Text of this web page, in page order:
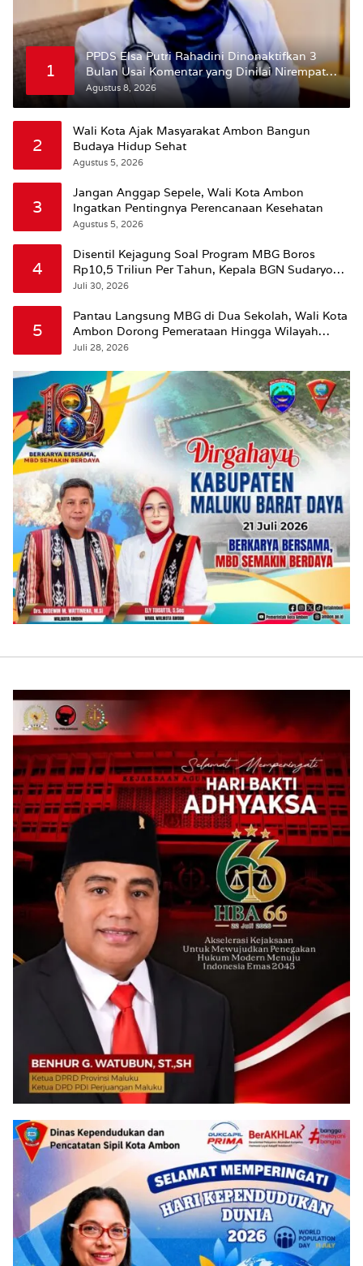
1
PPDS Elsa Putri Rahadini Dinonaktifkan 3
Bulan Usai Komentar yang Dinilai Nirempati
ke Pasien BPJS
Agustus 8, 2026
2
Wali Kota Ajak Masyarakat Ambon Bangun
Budaya Hidup Sehat
Agustus 5, 2026
3
Jangan Anggap Sepele, Wali Kota Ambon
Ingatkan Pentingnya Perencanaan Kesehatan
Agustus 5, 2026
4
Disentil Kejagung Soal Program MBG Boros
Rp10,5 Triliun Per Tahun, Kepala BGN Sudaryono
Beri Penjelasan
Juli 30, 2026
5
Pantau Langsung MBG di Dua Sekolah, Wali Kota
Ambon Dorong Pemerataan Hingga Wilayah
Leitimur Selatan
Juli 28, 2026